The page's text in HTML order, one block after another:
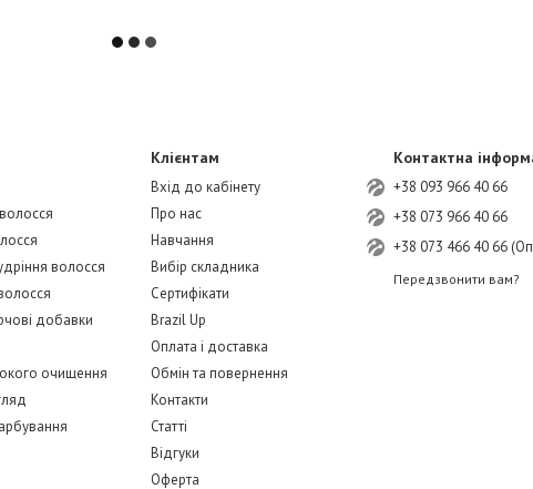
волосся
добавки
очищення
Клієнтам
Вхід до кабінету
Про нас
Навчання
Вибір складника
Сертифікати
Brazil Up
Оплата і доставка
Обмін та повернення
Контакти
Статті
Відгуки
Оферта
Контактна
+38 093 966 40 66
+38 073 966 40 66
+38 073 466 40 66
Передзвонити вам?